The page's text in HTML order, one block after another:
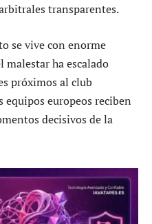
transparentes.
se vive con enorme
ha escalado
próximos al club
europeos reciben
decisivos de la